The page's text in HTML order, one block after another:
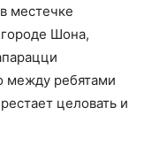
местечке
Шона,
между ребятами
целовать и